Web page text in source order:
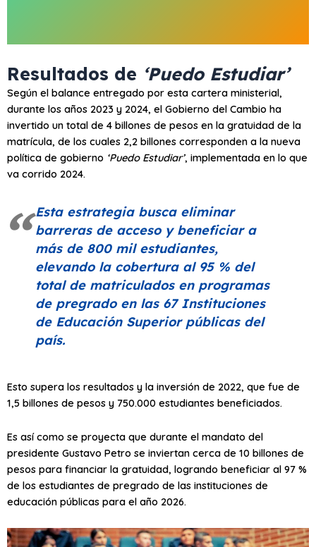
Resultados de ‘Puedo Estudiar’
Según el balance entregado por esta cartera ministerial,
durante los años 2023 y 2024, el Gobierno del Cambio ha
invertido un total de 4 billones de pesos en la gratuidad de la
matrícula, de los cuales 2,2 billones corresponden a la nueva
política de gobierno ‘Puedo Estudiar’, implementada en lo que
va corrido 2024.
Esta estrategia busca eliminar
barreras de acceso y beneficiar a
más de 800 mil estudiantes,
elevando la cobertura al 95 % del
total de matriculados en programas
de pregrado en las 67 Instituciones
de Educación Superior públicas del
país.
Esto supera los resultados y la inversión de 2022, que fue de
1,5 billones de pesos y 750.000 estudiantes beneficiados.
Es así como se proyecta que durante el mandato del
presidente Gustavo Petro se inviertan cerca de 10 billones de
pesos para financiar la gratuidad, logrando beneficiar al 97 %
de los estudiantes de pregrado de las instituciones de
educación públicas para el año 2026.